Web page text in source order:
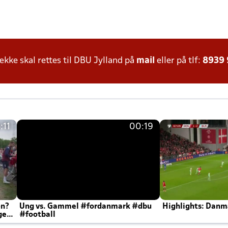
skal rettes til DBU Jylland på mail eller på tlf: 8939
00:19
Ung vs. Gammel #fordanmark #dbu
#football
Highlights: